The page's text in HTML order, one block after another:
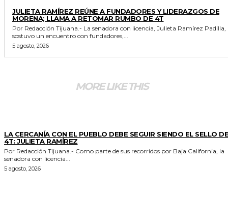
JULIETA RAMÍREZ REÚNE A FUNDADORES Y LIDERAZGOS DE
MORENA; LLAMA A RETOMAR RUMBO DE 4T
Por Redacción Tijuana.- La senadora con licencia, Julieta Ramírez Padilla,
sostuvo un encuentro con fundadores,...
5 agosto, 2026
MORE LIKE THIS
LA CERCANÍA CON EL PUEBLO DEBE SEGUIR SIENDO EL SELLO
4T: JULIETA RAMÍREZ
Por Redacción Tijuana.- Como parte de sus recorridos por Baja California, la
senadora con licencia...
5 agosto, 2026